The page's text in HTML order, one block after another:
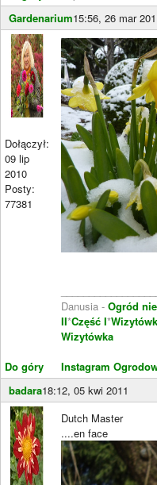
Gardenarium15:56, 26 mar
Dołączył:
09 lip
2010
Posty:
77381
Do góry
Danusia - Ogród
II*Część I*
Wizytówka
Instagram
badara18:12, 05 kwi 2011
Dutch Master
....en face